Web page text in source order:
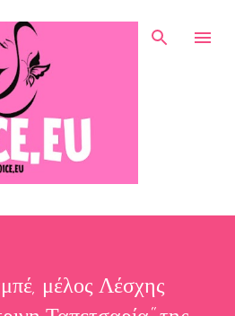
κύριο περιεχόμενο
μέλος Λέσχης